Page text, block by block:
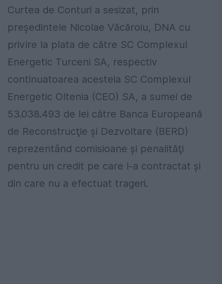
Curtea de Conturi a sesizat, prin
preşedintele Nicolae Văcăroiu, DNA cu
privire la plata de către SC Complexul
Energetic Turceni SA, respectiv
continuatoarea acesteia SC Complexul
Energetic Oltenia (CEO) SA, a sumei de
53.038.493 de lei către Banca Europeană
de Reconstrucţie şi Dezvoltare (BERD)
reprezentând comisioane şi penalităţi
pentru un credit pe care l-a contractat şi
din care nu a efectuat trageri.